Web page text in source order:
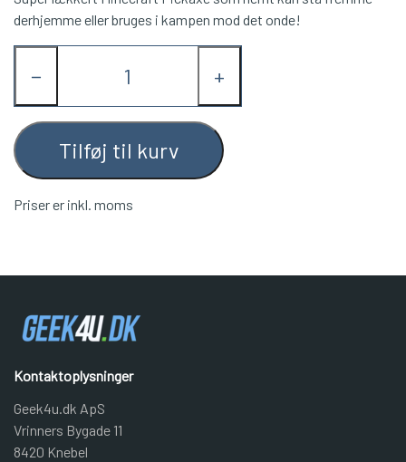
derhjemme eller bruges i kampen mod det onde!
− +
Tilføj til kurv
Priser er inkl. moms
Kontaktoplysninger
Geek4u.dk ApS
Vrinners Bygade 11
8420 Knebel